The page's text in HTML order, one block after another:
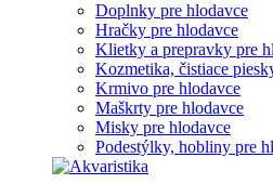
Doplnky pre hlodavce
Hračky pre hlodavce
Klietky a prepravky pre
Kozmetika, čistiace
Krmivo pre hlodavce
Maškrty pre hlodavce
Misky pre hlodavce
Podestýlky, hobliny pre